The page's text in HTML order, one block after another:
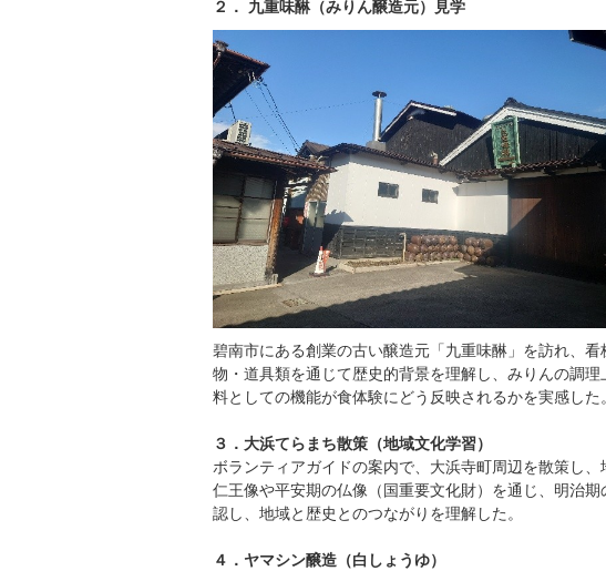
２． 九重味醂（みりん醸造元）見学
碧南市にある創業の古い醸造元「九重味醂」を訪れ、
物・道具類を通じて歴史的背景を理解し、みりんの調
料としての機能が食体験にどう反映されるかを実感した。
３．大浜てらまち散策（地域文化学習）
ボランティアガイドの案内で、大浜寺町周辺を散策し
仁王像や平安期の仏像（国重要文化財）を通じ、明治
認し、地域と歴史とのつながりを理解した。
４．ヤマシン醸造（白しょうゆ）